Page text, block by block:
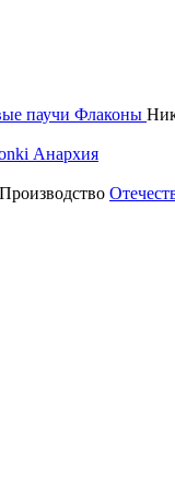
паучи Флаконы
Анархия
Производство